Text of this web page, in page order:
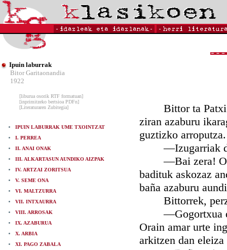
Ipuin laburrak
Bitor Garitaonandia
1922
[liburua osorik RTF formatuan]
[inprimitzeko bertsioa PDFn]
[Literaturaren Zubitegia]
IPUIN LABURRAK UME TXOINTZAT
I. PERREA
II. ANAI ONAK
III. ALKARTASUN AUNDIKO AIZPAK
IV. ARTZAI ZORITSUA
V. SEME ONA
VI. MALTZURRA
VII. INTXAURRA
VIII. ARROSAK
IX. AZABURUA
X. ARBIA
XI. PAGO ZABALA
Bittor ta Patxi
ziran azaburu
guztizko arroputza.
—Izugarriak
—Bai zera! Ori
badituk askozaz
baña azaburu
Bittorrek,
—Gogortxua
Orain amar urte
arkitzen dan